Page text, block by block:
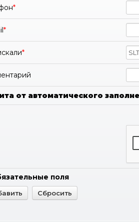
*
*
*
от автоматического
поля